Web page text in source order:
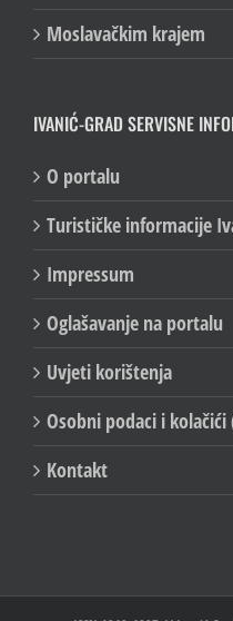
Moslavačkim krajem
IVANIĆ-GRAD SERVISNE
O portalu
Turističke informacije
Impressum
Oglašavanje na portalu
Uvjeti korištenja
Osobni podaci i kolačići
Kontakt